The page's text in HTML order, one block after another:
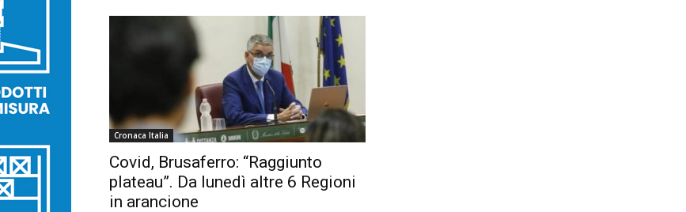
Cronaca Italia
Covid, Brusaferro: “Raggiunto
plateau”. Da lunedì altre 6 Regioni
in arancione